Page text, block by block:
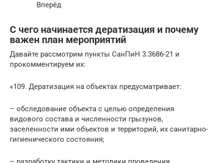
Вперёд
С чего начинается дератизация и почему
важен план мероприятий
Давайте рассмотрим пункты СанПиН 3.3686-21 и
прокомментируем их:
«109. Дератизация на объектах предусматривает:
– обследование объекта с целью определения
видового состава и численности грызунов,
заселенности ими объектов и территорий, их санитарно-
гигиенического состояния;